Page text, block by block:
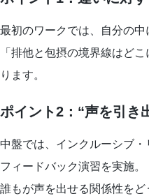
最初のワークでは、自分の
「排他と包摂の境界線はど
ります。
ポイント2：“声を引き
中盤では、インクルーシブ
フィードバック演習を実施。
誰もが声を出せる関係性をど